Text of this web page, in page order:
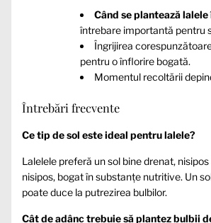
Când se plantează
întrebare importantă pentru
Îngrijirea
pentru o înflorire bogată.
Momentul recoltării
Întrebări frecvente
Ce tip de sol este ideal pentru lalele?
Lalelele preferă un sol bine drenat,
nisipos, bogat în substanțe nutritive. Un
poate duce la putrezirea bulbilor.
Cât de adânc trebuie să plantez bulbii